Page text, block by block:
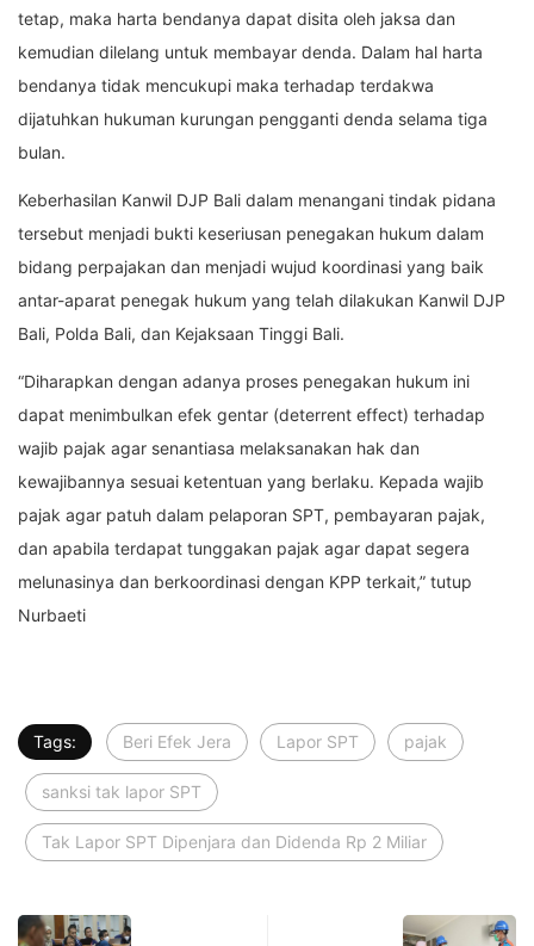
tetap, maka harta bendanya dapat disita oleh jaksa dan
kemudian dilelang untuk membayar denda. Dalam hal harta
bendanya tidak mencukupi maka terhadap terdakwa
dijatuhkan hukuman kurungan pengganti denda selama tiga
bulan.
Keberhasilan Kanwil DJP Bali dalam menangani tindak pidana
tersebut menjadi bukti keseriusan penegakan hukum dalam
bidang perpajakan dan menjadi wujud koordinasi yang baik
antar-aparat penegak hukum yang telah dilakukan Kanwil DJP
Bali, Polda Bali, dan Kejaksaan Tinggi Bali.
“Diharapkan dengan adanya proses penegakan hukum ini
dapat menimbulkan efek gentar (deterrent effect) terhadap
wajib pajak agar senantiasa melaksanakan hak dan
kewajibannya sesuai ketentuan yang berlaku. Kepada wajib
pajak agar patuh dalam pelaporan SPT, pembayaran pajak,
dan apabila terdapat tunggakan pajak agar dapat segera
melunasinya dan berkoordinasi dengan KPP terkait,” tutup
Nurbaeti
Tags: Beri Efek Jera Lapor SPT pajak
sanksi tak lapor SPT
Tak Lapor SPT Dipenjara dan Didenda Rp 2 Miliar